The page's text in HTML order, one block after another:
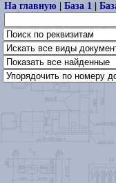
На главную| База 1|